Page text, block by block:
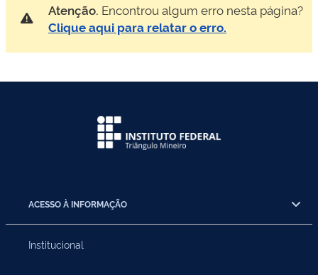
Atenção. Encontrou algum erro nesta página?
Clique aqui para relatar o erro.
ACESSO À INFORMAÇÃO
Institucional